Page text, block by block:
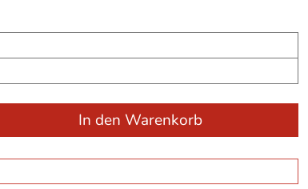
In den Warenkorb